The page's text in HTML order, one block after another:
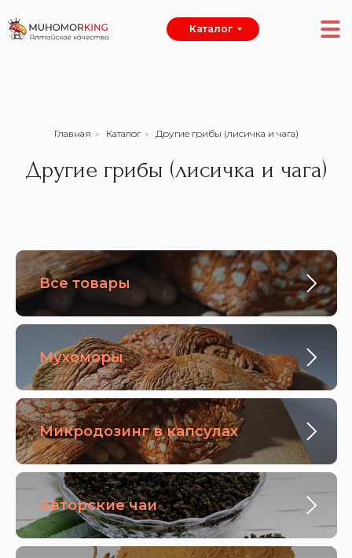
Каталог
Главная » Каталог » Другие грибы (лисичка и чага)
Другие грибы (лисичка и чага)
Все товары
Мухоморы
Микродозинг в капсулах
Авторские чаи